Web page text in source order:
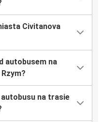
Civitanova
autobusem na
autobusu na trasie